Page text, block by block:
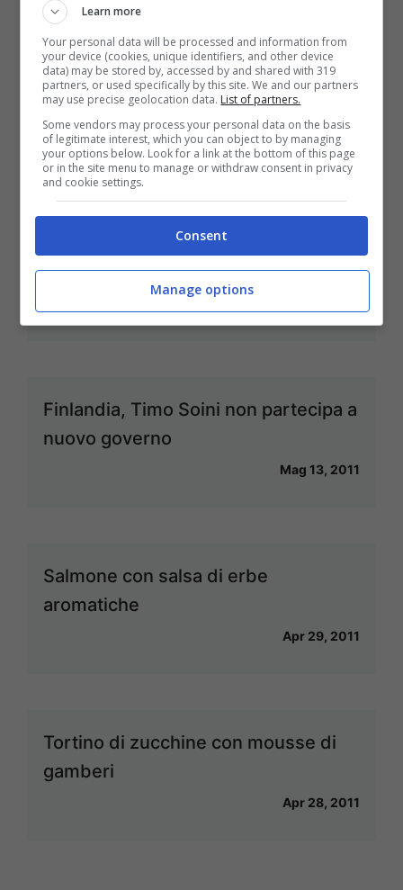
GP Europa: qualifiche
Giu 25, 2011
Spezie e aromi: il timo e le sue
qualità
Finlandia, Timo Soini non partecipa a
nuovo governo
Mag 13, 2011
Salmone con salsa di erbe
aromatiche
Apr 29, 2011
Tortino di zucchine con mousse di
gamberi
Apr 28, 2011
Learn more
Your personal data will be processed and information from
your device (cookies, unique identifiers, and other device
data) may be stored by, accessed by and shared with 319
partners, or used specifically by this site. We and our partners
may use precise geolocation data. List of partners.
Some vendors may process your personal data on the basis
of legitimate interest, which you can object to by managing
your options below. Look for a link at the bottom of this page
or in the site menu to manage or withdraw consent in privacy
and cookie settings.
Consent
Manage options